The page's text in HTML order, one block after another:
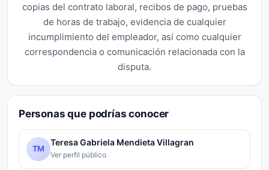
copias del contrato laboral, recibos de pago, pruebas
de horas de trabajo, evidencia de cualquier
incumplimiento del empleador, así como cualquier
correspondencia o comunicación relacionada con la
disputa.
Personas que podrías conocer
TM
Teresa Gabriela Mendieta Villagran
Ver perfil público